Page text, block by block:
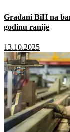
Građani BiH na
godinu ranije
13.10.2025